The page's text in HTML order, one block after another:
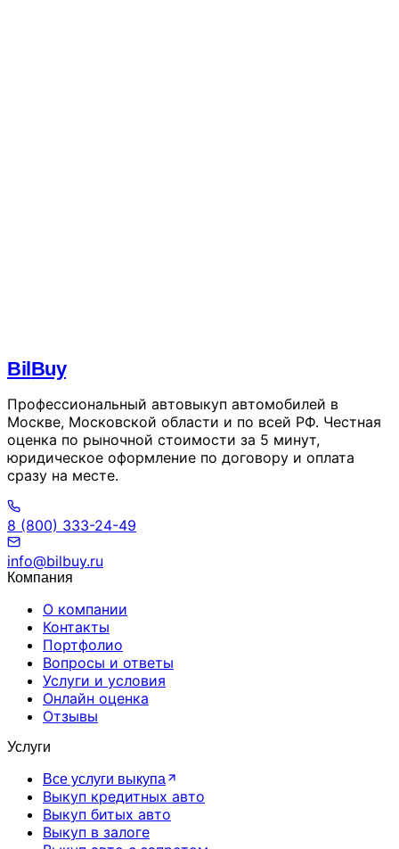
BilBuy
Профессиональный автовыкуп автомобилей в
Москве, Московской области и по всей РФ. Честная
оценка по рыночной стоимости за 5 минут,
юридическое оформление по договору и оплата
сразу на месте.
8 (800) 333-24-49
info@bilbuy.ru
Компания
О компании
Контакты
Портфолио
Вопросы и ответы
Услуги и условия
Онлайн оценка
Отзывы
Услуги
Все услуги выкупа
Выкуп кредитных авто
Выкуп битых авто
Выкуп в залоге